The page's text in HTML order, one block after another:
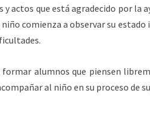
actos que está agradecido por la
comienza a observar su
alumnos que piensen
al niño en su proceso de